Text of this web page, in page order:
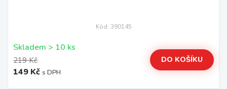
Kód: 390145
Skladem > 10 ks
219 Kč
149 Kč s DPH
DO KOŠÍKU